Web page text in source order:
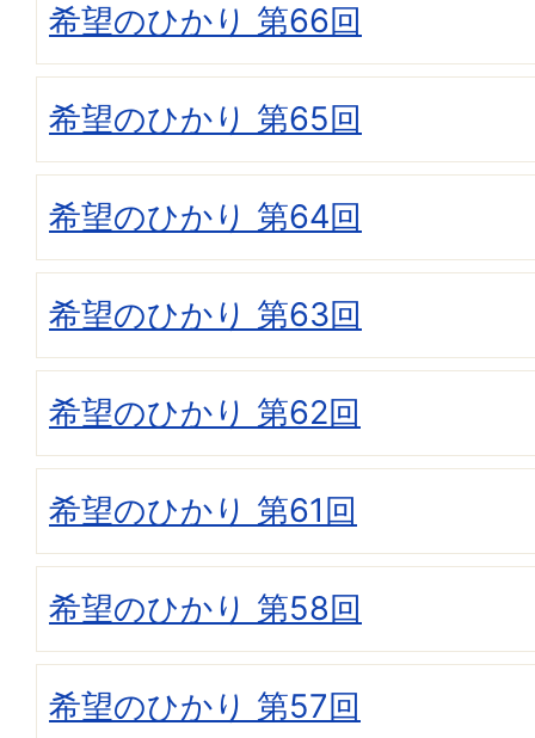
希望のひかり 第66回
希望のひかり 第65回
希望のひかり 第64回
希望のひかり 第63回
希望のひかり 第62回
希望のひかり 第61回
希望のひかり 第58回
希望のひかり 第57回